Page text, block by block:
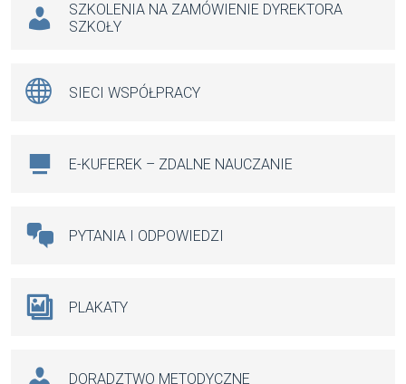
SZKOLENIA NA ZAMÓWIENIE DYREKTORA
SZKOŁY
SIECI WSPÓŁPRACY
E-KUFEREK – ZDALNE NAUCZANIE
PYTANIA I ODPOWIEDZI
PLAKATY
DORADZTWO METODYCZNE